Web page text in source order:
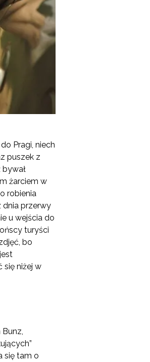
Pragi, niech
puszek z
bywał
żarciem w
robienia
dnia przerwy
u wejścia do
turyści
bo
niżej w
się tam o